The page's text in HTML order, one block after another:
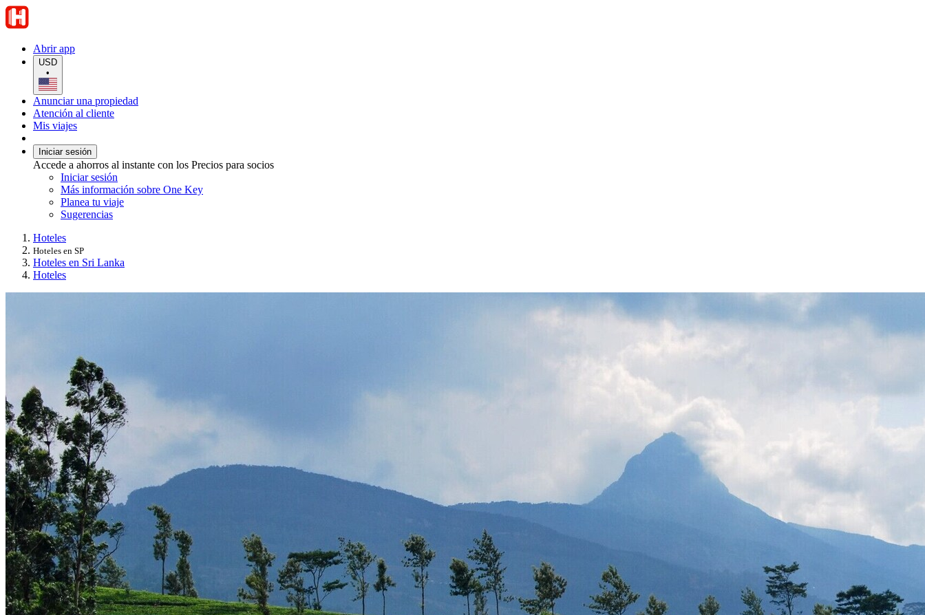
Abrir app
USD
•
Anunciar una propiedad
Atención al cliente
Mis viajes
Iniciar sesión
Accede a ahorros al instante con los Precios para socios
Iniciar sesión
Más información sobre One Key
Planea tu viaje
Sugerencias
Hoteles
Hoteles en SP
Hoteles en Sri Lanka
Hoteles